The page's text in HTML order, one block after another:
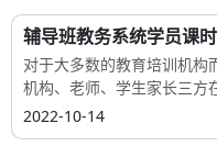
辅导班教务系统学员课
对于大多数的教育培训机构
机构、老师、学生家长三方
2022-10-14